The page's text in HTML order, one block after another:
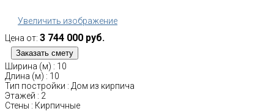
Увеличить изображение
Цена от: 3 744 000 руб.
Ширина (м) : 10
Длина (м) : 10
Тип постройки : Дом из кирпича
Этажей : 2
Стены : Кирпичные